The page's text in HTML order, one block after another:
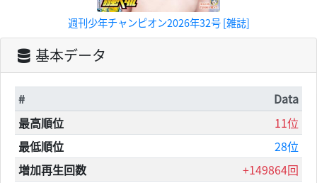
週刊少年チャンピオン2026年32号 [雑誌]
基本データ
#
Data
最高順位
11位
最低順位
28位
増加再生回数
+149864回